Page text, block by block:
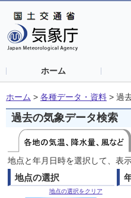
ホーム
ホーム > 各種データ・資料 > 過
過去の気象データ検索
地点と年月日時を選択して、表
地点の選択
地点の選択をクリア